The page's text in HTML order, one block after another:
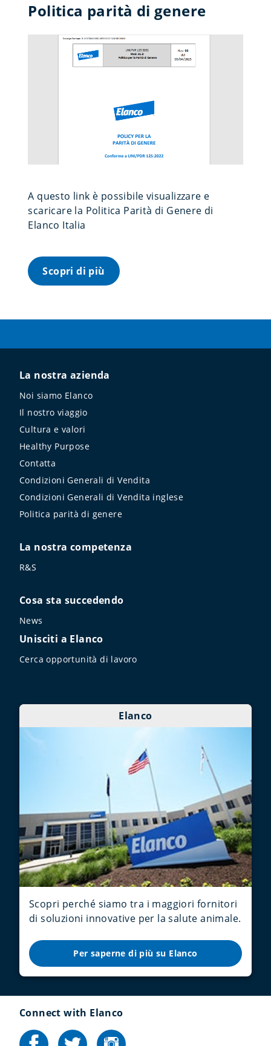
Politica parità di genere
A questo link è possibile visualizzare e
scaricare la Politica Parità di Genere di
Elanco Italia
Scopri di più
La nostra azienda
Noi siamo Elanco
Il nostro viaggio
Cultura e valori
Healthy Purpose
Contatta
Condizioni Generali di Vendita
Condizioni Generali di Vendita inglese
Politica parità di genere
La nostra competenza
R&S
Cosa sta succedendo
News
Unisciti a Elanco
Cerca opportunità di lavoro
Elanco
Scopri perché siamo tra i maggiori fornitori
di soluzioni innovative per la salute animale.
Per saperne di più su Elanco
Connect with Elanco